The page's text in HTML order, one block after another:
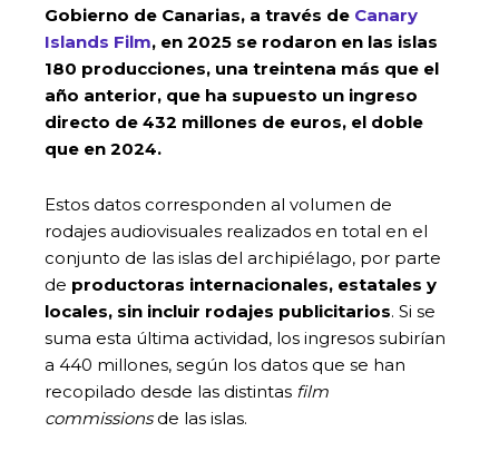
Gobierno de Canarias, a través de Canary
Islands Film, en 2025 se rodaron en las islas
180 producciones, una treintena más que el
año anterior, que ha supuesto un ingreso
directo de 432 millones de euros, el doble
que en 2024.
Estos datos corresponden al volumen de
rodajes audiovisuales realizados en total en el
conjunto de las islas del archipiélago, por parte
de productoras internacionales, estatales y
locales, sin incluir rodajes publicitarios. Si se
suma esta última actividad, los ingresos subirían
a 440 millones, según los datos que se han
recopilado desde las distintas film
commissionsde las islas.